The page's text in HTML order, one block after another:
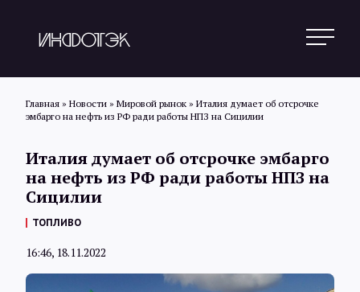
Главная » Новости » Мировой рынок » Италия думает об отсрочке
эмбарго на нефть из РФ ради работы НПЗ на Сицилии
Италия думает об отсрочке эмбарго
на нефть из РФ ради работы НПЗ на
Сицилии
ТОПЛИВО
16:46, 18.11.2022